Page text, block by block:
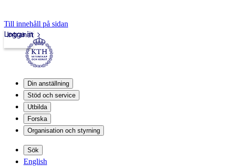
Till innehåll på sidan
Intranät
Logga in
Din anställning
Stöd och service
Utbilda
Forska
Organisation och styrning
Sök
English